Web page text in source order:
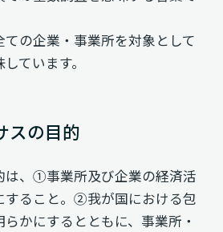
の企業・事業所を対象として
ています。
スの目的
は、①事業所及び企業の経済活
すること。②我が国における包
かにするとともに、事業所・